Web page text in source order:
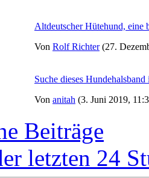
Altdeutscher Hütehund, eine
Von Rolf Richter(27.
Suche dieses
Von anitah (3. Juni 2019,
Beiträge
letzten 24